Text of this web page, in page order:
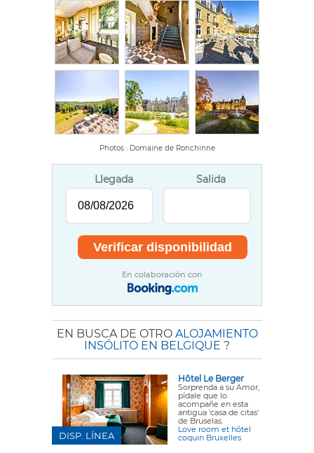
Photos : Domaine de Ronchinne
Llegada Salida
En colaboración con
EN BUSCA DE OTRO ALOJAMIENTO
INSÓLITO EN BELGIQUE ?
Hôtel Le Berger
Sorprenda a su Amor,
pídale que lo
acompañe en esta
antigua 'casa de citas'
de Bruselas.
Love room et hôtel
coquin Bruxelles
DISP. LÍNEA